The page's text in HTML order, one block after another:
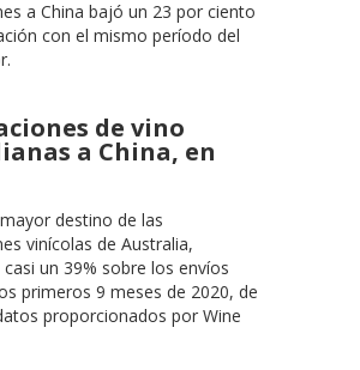
a China bajó un 23 por ciento
con el mismo período del
de vino
a China, en
destino de las
vinícolas de Australia,
un 39% sobre los envíos
primeros 9 meses de 2020, de
proporcionados por Wine